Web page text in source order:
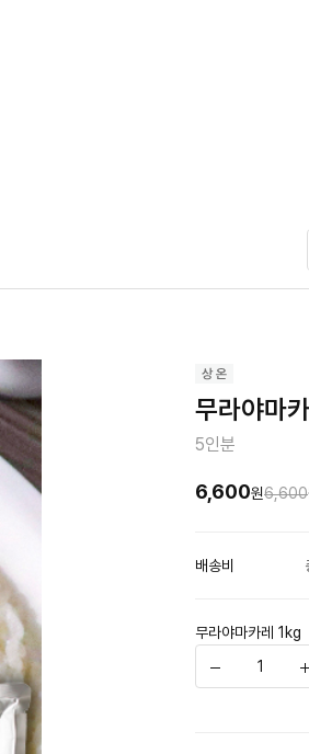
무라야마
5인분
6,600원6,600
배송비
무라야마카레 1kg